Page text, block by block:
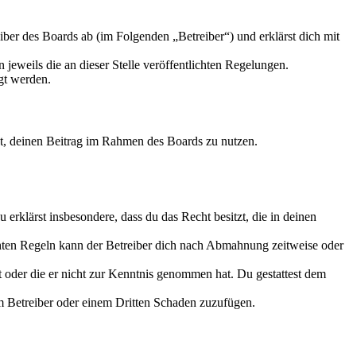
des Boards ab (im Folgenden „Betreiber“) und erklärst dich mit
die an dieser Stelle veröffentlichten Regelungen.
werden.
deinen Beitrag im Rahmen des Boards zu nutzen.
insbesondere, dass du das Recht besitzt, die in deinen
Regeln kann der Betreiber dich nach Abmahnung zeitweise oder
die er nicht zur Kenntnis genommen hat. Du gestattest dem
Betreiber oder einem Dritten Schaden zuzufügen.